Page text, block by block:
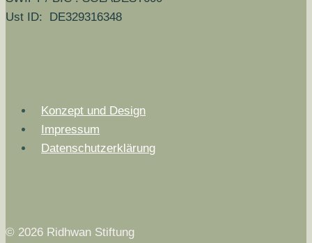
Ust ID: DE329316348
Konzept und Design
Impressum
Datenschutzerklärung
© 2026 Ridhwan Stiftung